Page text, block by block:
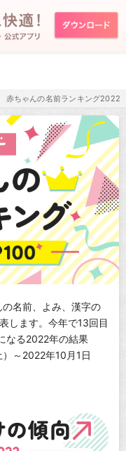
赤ちゃんの名前ランキング2022
名前、よみ、漢字の
します。今年で13回目
なる2022年の結果
～2022年10月1日